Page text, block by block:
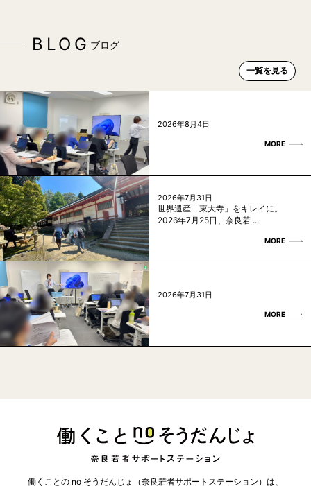
BLOG ブログ
一覧を見る
2026年8月4日
MORE
2026年7月31日
世界遺産「東大寺」をキレイに。
2026年7月25日、奈良若 ...
MORE
2026年7月31日
MORE
働くことの no そうだんじょ（奈良若者サポートステーション）は、